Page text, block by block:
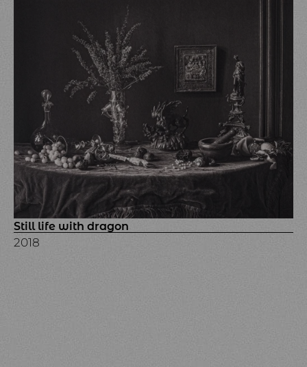
Still life with dragon
2018